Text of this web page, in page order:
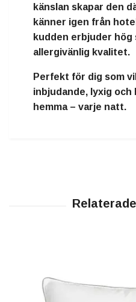
känslan skapar den
känner igen från
kudden erbjuder hög
allergivänlig kvalitet.
Perfekt för dig som
inbjudande, lyxig och
hemma– varje natt.